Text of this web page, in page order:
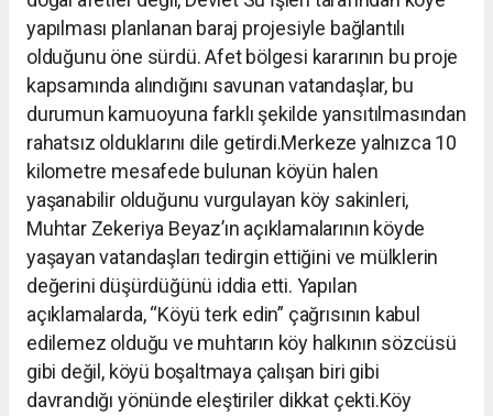
yapılması planlanan baraj projesiyle bağlantılı
olduğunu öne sürdü. Afet bölgesi kararının bu proje
kapsamında alındığını savunan vatandaşlar, bu
durumun kamuoyuna farklı şekilde yansıtılmasından
rahatsız olduklarını dile getirdi.Merkeze yalnızca 10
kilometre mesafede bulunan köyün halen
yaşanabilir olduğunu vurgulayan köy sakinleri,
Muhtar Zekeriya Beyaz’ın açıklamalarının köyde
yaşayan vatandaşları tedirgin ettiğini ve mülklerin
değerini düşürdüğünü iddia etti. Yapılan
açıklamalarda, “Köyü terk edin” çağrısının kabul
edilemez olduğu ve muhtarın köy halkının sözcüsü
gibi değil, köyü boşaltmaya çalışan biri gibi
davrandığı yönünde eleştiriler dikkat çekti.Köy